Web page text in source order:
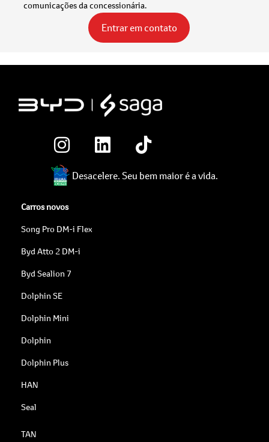
comunicações da concessionária.
Entrar em contato
Desacelere. Seu bem maior é a vida.
Carros novos
Song Pro DM-i Flex
Byd Atto 2 DM-i
Byd Sealion 7
Dolphin SE
Dolphin Mini
Dolphin
Dolphin Plus
HAN
Seal
TAN